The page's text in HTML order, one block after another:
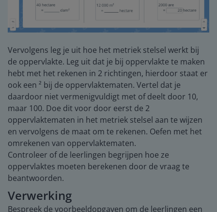
Vervolgens leg je uit hoe het metriek stelsel werkt bij
de oppervlakte. Leg uit dat je bij oppervlakte te maken
hebt met het rekenen in 2 richtingen, hierdoor staat er
ook een ² bij de oppervlaktematen. Vertel dat je
daardoor niet vermenigvuldigt met of deelt door 10,
maar 100. Doe dit voor door eerst de 2
oppervlaktematen in het metriek stelsel aan te wijzen
en vervolgens de maat om te rekenen. Oefen met het
omrekenen van oppervlaktematen.
Controleer of de leerlingen begrijpen hoe ze
oppervlaktes moeten berekenen door de vraag te
beantwoorden.
Verwerking
Bespreek de voorbeeldopgaven om de leerlingen een